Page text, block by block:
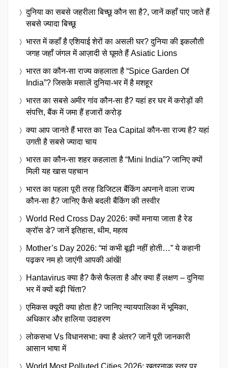
दुनिया का सबसे जहरीला बिच्छू कौन सा है?, जानें कहाँ पाए जाते हैं
सबसे ज्यादा बिच्छू
भारत में कहाँ है एशियाई शेरों का असली घर? दुनिया की इकलौती
जगह जहाँ जंगल में आज़ादी से घूमते हैं Asiatic Lions
भारत का कौन-सा राज्य कहलाता है “Spice Garden Of
India”? जिसके मसालें दुनिया-भर में है मशहूर
भारत का सबसे अमीर गांव कौन-सा है? यहां हर घर में करोड़ों की
संपत्ति, बैंक में जमा हैं हजारों करोड़
क्या आप जानते हैं भारत का Tea Capital कौन-सा राज्य है? यहां
उगती है सबसे ज्यादा चाय
भारत का कौन-सा शहर कहलाता है “Mini India”? जानिए क्यों
मिली यह खास पहचान
भारत का पहला पूरी तरह डिजिटल बैंकिंग अपनाने वाला राज्य
कौन-सा है? जानिए कैसे बदली बैंकिंग की तस्वीर
World Red Cross Day 2026: क्यों मनाया जाता है रेड
क्रॉस डे? जानें इतिहास, थीम, महत्व
Mother’s Day 2026: “मां कभी बूढ़ी नहीं होती…” ये कहानी
पढ़कर नम हो जाएंगी आपकी आंखें!
Hantavirus क्या है? कैसे फैलता है और क्या हैं लक्षण – दुनिया
भर में क्यों बढ़ी चिंता?
एमिकस क्यूरी क्या होता है? जानिए न्यायपालिका में भूमिका,
अधिकार और हालिया उदाहरण
लोकसभा Vs विधानसभा: क्या है अंतर? जानें पूरी जानकारी
आसान भाषा में
World Most Polluted Cities 2026: खतरनाक स्तर पर